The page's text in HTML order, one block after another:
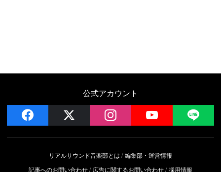
公式アカウント
facebook instagram YouTube
リアルサウンド音楽部とは
編集部・運営情報
記事へのお問い合わせ
広告に関するお問い合わせ 採用情報